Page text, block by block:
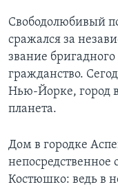
Свободолюбивый
сражался за
звание
гражданство.
Нью-Йорке, город
планета.
Дом в городке
Костюшко: ведь в